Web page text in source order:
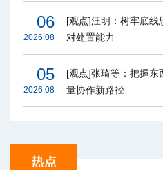
06
2026.08
[观点]汪明：树牢底线
对处置能力
05
2026.08
[观点]张琦等：把握
量协作新路径